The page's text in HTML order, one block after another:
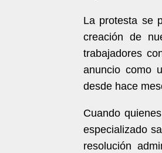
La protesta se
creación de
trabajadores
anuncio como
desde hace
Cuando
especializado
resolución